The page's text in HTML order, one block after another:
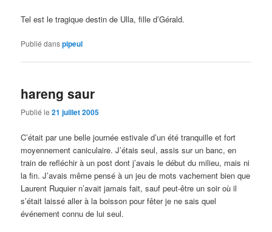
Tel est le tragique destin de Ulla, fille d’Gérald.
Publié danspipeul
hareng saur
Publié le21 juillet 2005
C’était par une belle journée estivale d’un été tranquille et fort
moyennement caniculaire. J’étais seul, assis sur un banc, en
train de refléchir à un post dont j’avais le début du milieu, mais ni
la fin. J’avais même pensé à un jeu de mots vachement bien que
Laurent Ruquier n’avait jamais fait, sauf peut-être un soir où il
s’était laissé aller à la boisson pour fêter je ne sais quel
événement connu de lui seul.